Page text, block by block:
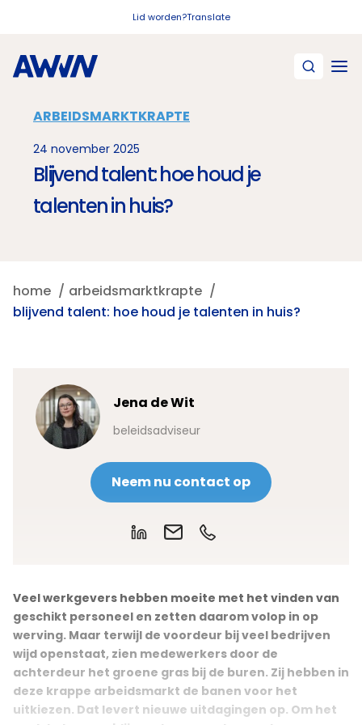
Lid worden?Translate
ARBEIDSMARKTKRAPTE
24 november 2025
Blijvend talent: hoe houd je
talenten in huis?
home
arbeidsmarktkrapte
blijvend talent: hoe houd je talenten in huis?
Jena de Wit
beleidsadviseur
Neem nu contact op
Veel werkgevers hebben moeite met het vinden van
geschikt personeel en zetten daarom volop in op
werving. Maar terwijl de voordeur bij veel bedrijven
wijd openstaat, zien medewerkers door de
achterdeur het groene gras bij de buren. Zij hebben in
deze krappe arbeidsmarkt de banen voor het
uitkiezen. Dat levert nieuwe uitdagingen op. Om het